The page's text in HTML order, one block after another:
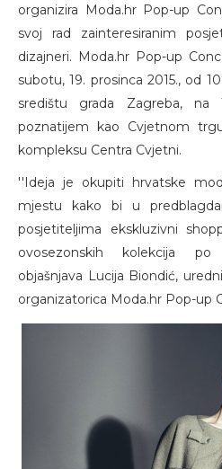
organizira Moda.hr Pop-up
svoj rad zainteresiranim
dizajneri. Moda.hr Pop-up
subotu, 19. prosinca 2015., od
središtu grada Zagreba, na
poznatijem kao Cvjetnom
kompleksu Centra Cvjetni.
''Ideja je okupiti hrvatske
mjestu kako bi u
posjetiteljima ekskluzivni
ovosezonskih kolekcija po
objašnjava Lucija Biondić,
organizatorica Moda.hr Pop-up